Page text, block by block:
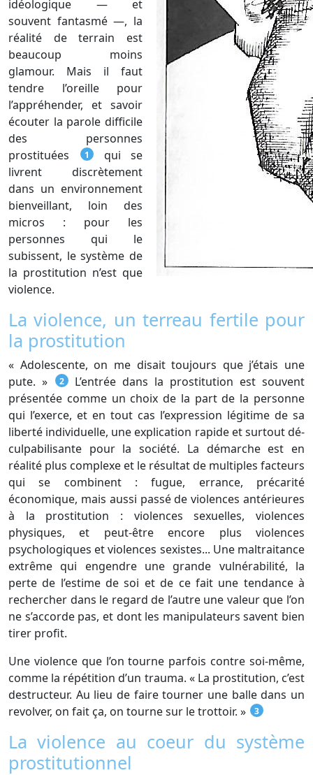
idéologique — et
souvent fantasmé —, la
réalité de terrain est
beaucoup moins
glamour. Mais il faut
tendre l’oreille pour
l’appréhender, et savoir
écouter la parole difficile
des personnes
prostituées
1
qui se
livrent discrètement
dans un environnement
bienveillant, loin des
micros : pour les
personnes qui le
subissent, le système de
la prostitution n’est que
violence.
La violence, un terreau fertile pour
la prostitution
« Adolescente, on me disait toujours que j’étais une
pute. »
2
L’entrée dans la prostitution est souvent
présentée comme un choix de la part de la personne
qui l’exerce, et en tout cas l’expression légitime de sa
liberté individuelle, une explication rapide et surtout dé-
culpabilisante pour la société. La démarche est en
réalité plus complexe et le résultat de multiples facteurs
qui se combinent : fugue, errance, précarité
économique, mais aussi passé de violences antérieures
à la prostitution : violences sexuelles, violences
physiques, et peut-être encore plus violences
psychologiques et violences sexistes... Une maltraitance
extrême qui engendre une grande vulnérabilité, la
perte de l’estime de soi et de ce fait une tendance à
rechercher dans le regard de l’autre une valeur que l’on
ne s’accorde pas, et dont les manipulateurs savent bien
tirer profit.
Une violence que l’on tourne parfois contre soi-même,
comme la répétition d’un trauma. « La prostitution, c’est
destructeur. Au lieu de faire tourner une balle dans un
revolver, on fait ça, on tourne sur le trottoir. »
3
La violence au coeur du système
prostitutionnel